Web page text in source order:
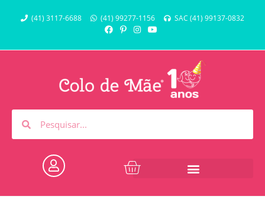
(41) 3117-6688 (41) 99277-1156 SAC (41) 99137-0832